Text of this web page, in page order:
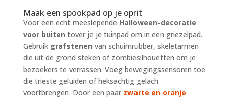
Maak een spookpad op je oprit
Voor een echt meeslepende Halloween-decoratie
voor buiten tover je je tuinpad om in een griezelpad.
Gebruik grafstenen van schuimrubber, skeletarmen
die uit de grond steken of zombiesilhouetten om je
bezoekers te verrassen. Voeg bewegingssensoren toe
die trieste geluiden of heksachtig gelach
voortbrengen. Door een paar zwarte en oranje